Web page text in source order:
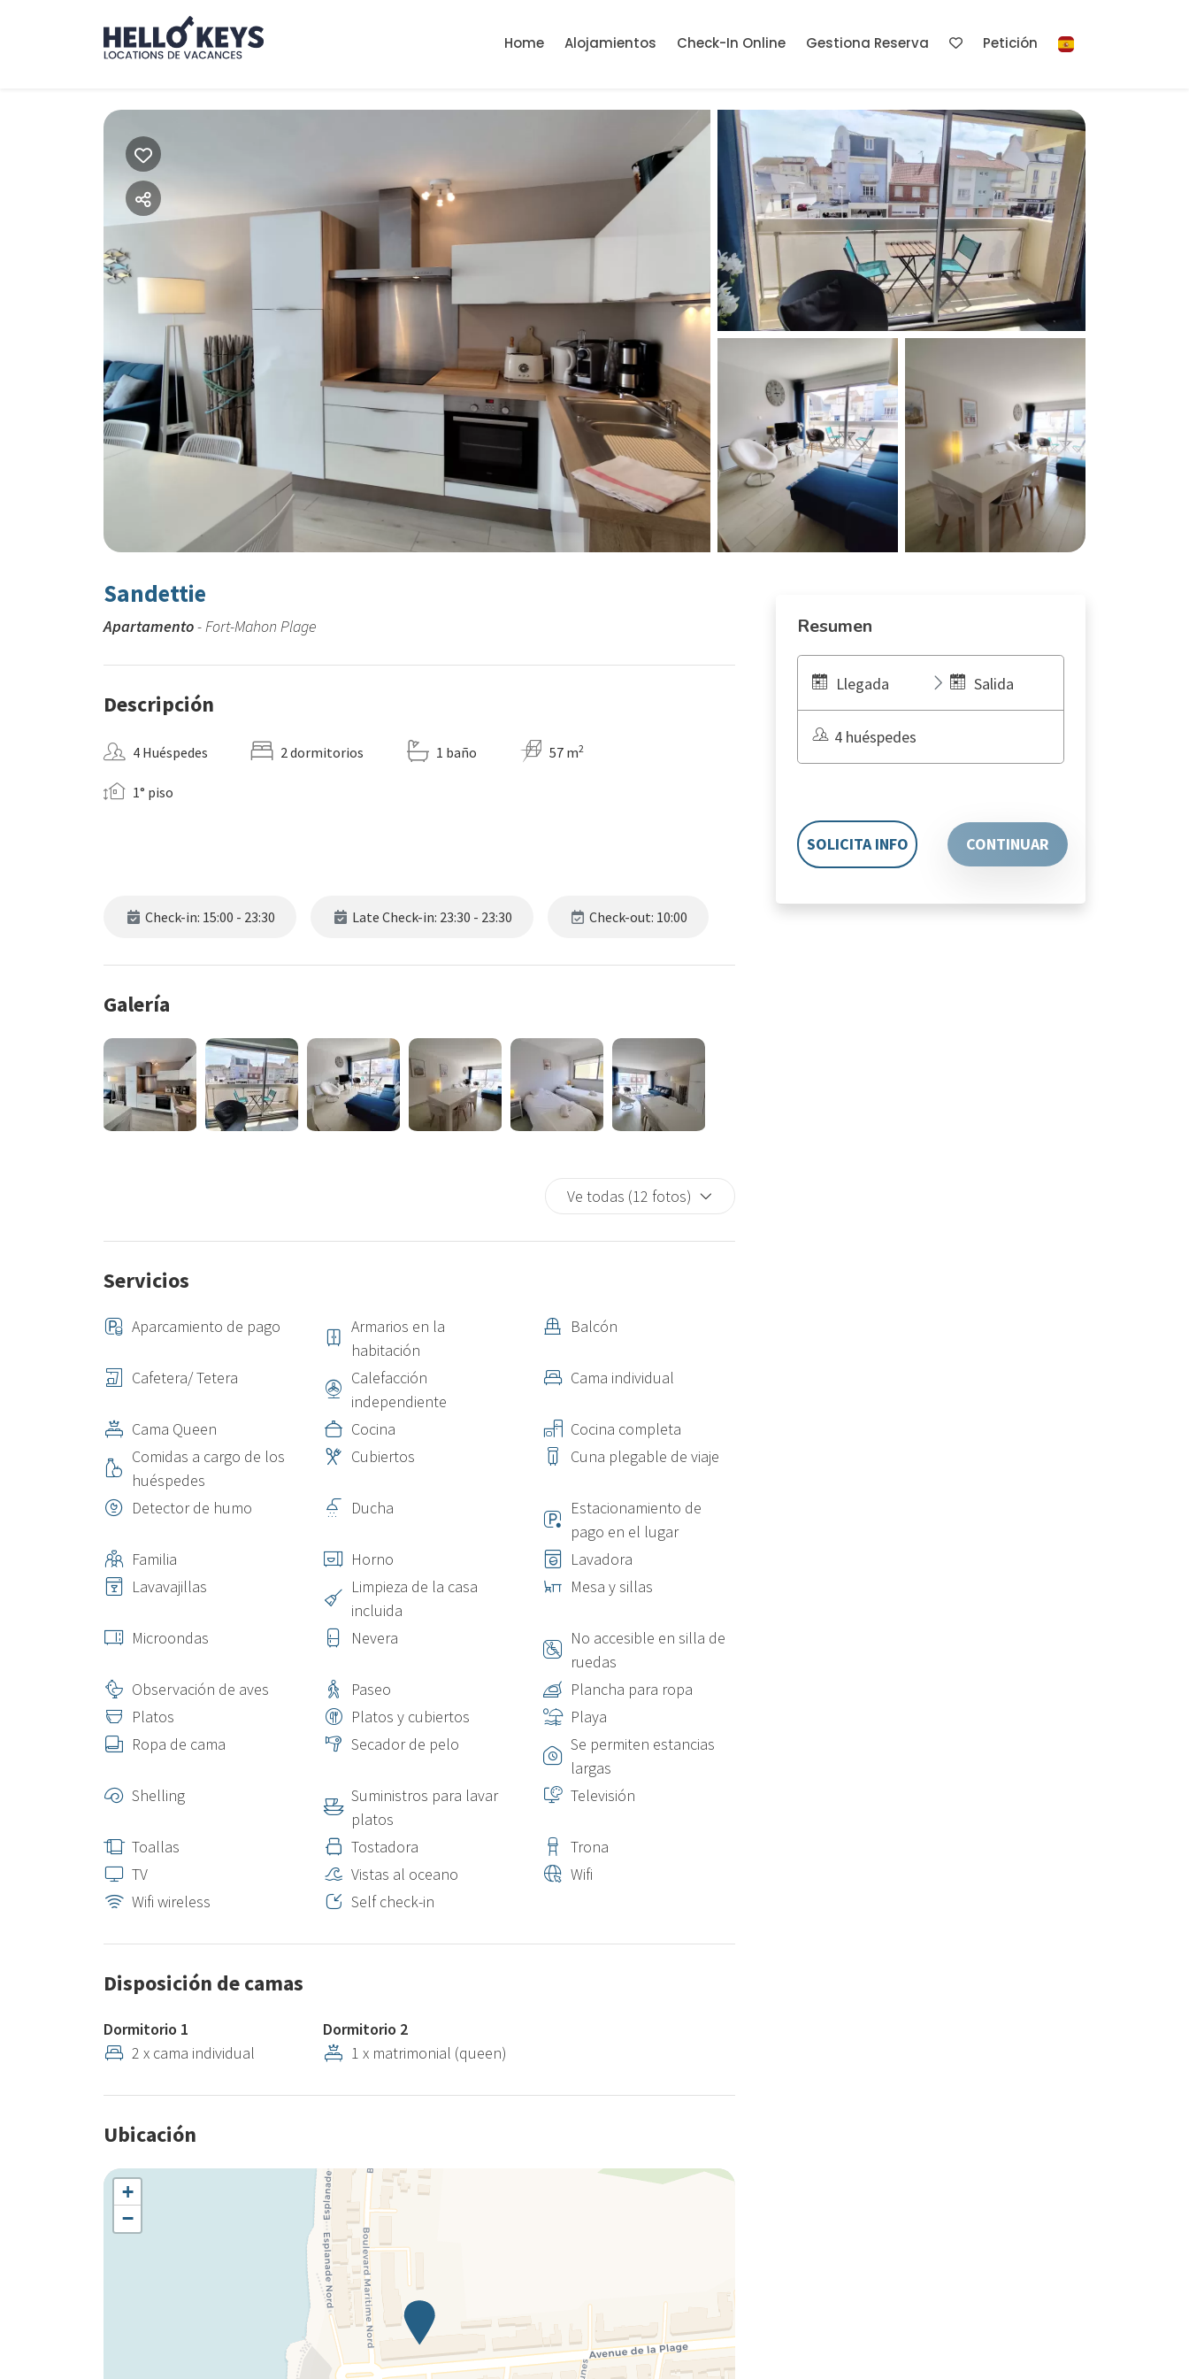
Home Alojamientos Check-In Online Gestiona Reserva Petición
Sandettie
Apartamento- Fort-Mahon Plage
Descripción
4 Huéspedes 2 dormitorios 1 baño 57 m2
1° piso
Check-in: 15:00 - 23:30 Late Check-in: 23:30 - 23:30 Check-out: 10:00
Galería
Ve todas (12 fotos)
Servicios
Aparcamiento de pago
Armarios en la
habitación
Balcón
Cafetera/ Tetera
Calefacción
independiente
Cama individual
Cama Queen Cocina
Cocina completa
Comidas a cargo de los
huéspedes
Cubiertos Cuna plegable de viaje
Detector de humo Ducha
Estacionamiento de
pago en el lugar
Familia
Horno
Lavadora
Lavavajillas
Limpieza de la casa
incluida
Mesa y sillas
Microondas Nevera
No accesible en silla de
ruedas
Observación de aves
Paseo
Plancha para ropa
Platos
Platos y cubiertos
Playa
Ropa de cama
Secador de pelo
Se permiten estancias
largas
Shelling
Suministros para lavar
platos
Televisión
Toallas Tostadora
Trona
TV
Vistas al oceano
Wifi
Wifi wireless
Self check-in
Disposición de camas
Dormitorio 1
2 x cama individual
Dormitorio 2
1 x matrimonial (queen)
Ubicación
+
−
Resumen
Llegada Salida
4 huéspedes
SOLICITA INFO CONTINUAR